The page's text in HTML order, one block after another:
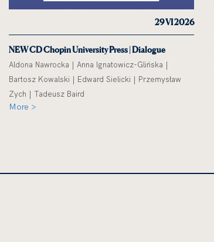
29 VI 2026
NEW CD Chopin University Press | Dialogue
Aldona Nawrocka | Anna Ignatowicz-Glińska |
Bartosz Kowalski | Edward Sielicki | Przemysław
Zych | Tadeusz Baird
More >